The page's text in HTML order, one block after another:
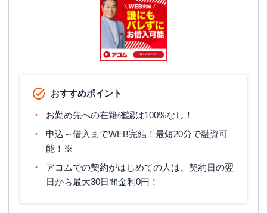
おすすめポイント
お勤め先への在籍確認は100%なし！
申込～借入までWEB完結！最短20分で融資可
能！※
アコムでの契約がはじめての人は、契約日の翌
日から最大30日間金利0円！